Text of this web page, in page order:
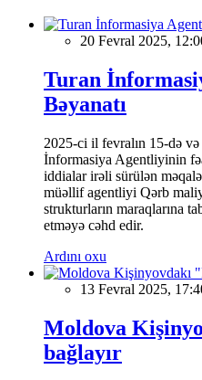
20 Fevral 2025,
Turan
Bəyanatı
2025-ci il fevralın 15-də
İnformasiya Agentliyinin
iddialar irəli sürülən
müəllif agentliyi Qərb
strukturların maraqlarına
etməyə cəhd edir.
Ardını oxu
13 Fevral 2025,
Moldova
bağlayır